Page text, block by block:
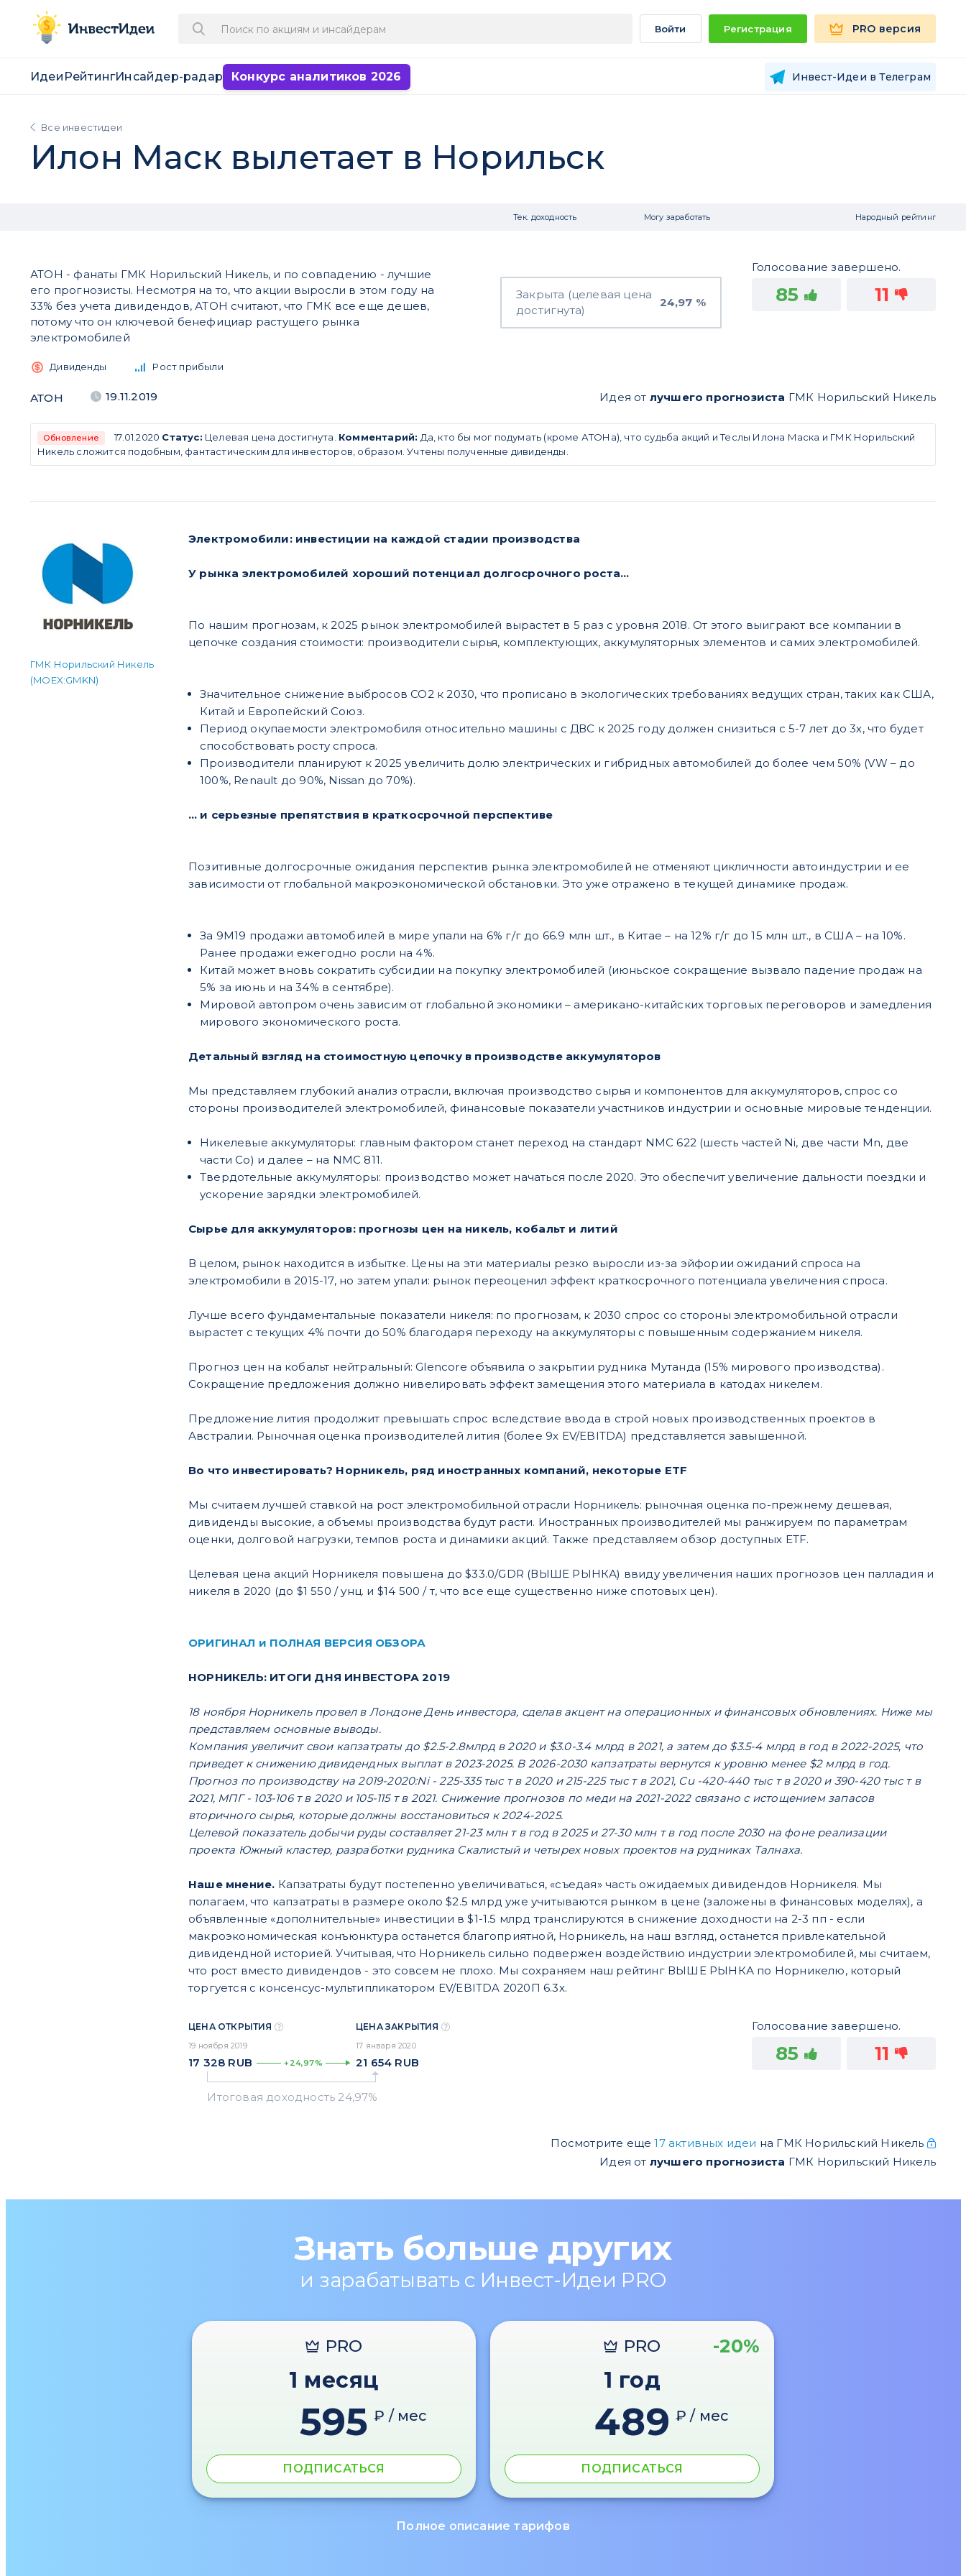
Войти Регистрация PRO версия
Идеи РейтингИнсайдер-радар Конкурс аналитиков 2026 Инвест-Идеи в Телеграм
Все инвестидеи
Илон Маск вылетает в Норильск
Тек. доходность Могу заработать Народный рейтинг
АТОН - фанаты ГМК Норильский Никель, и по совпадению - лучшие
его прогнозисты. Несмотря на то, что акции выросли в этом году на
33% без учета дивидендов, АТОН считают, что ГМК все еще дешев,
потому что он ключевой бенефициар растущего рынка
электромобилей
Закрыта (целевая цена
достигнута)
24,97 %
Голосование завершено.
85 11
Дивиденды Рост прибыли
АТОН 19.11.2019 Идея от лучшего прогнозиста ГМК Норильский Никель
Обновление 17.01.2020 Статус: Целевая цена достигнута. Комментарий: Да, кто бы мог подумать (кроме АТОНа), что судьба акций и Теслы Илона Маска и ГМК Норильский
Никель сложится подобным, фантастическим для инвесторов, образом. Учтены полученные дивиденды.
ГМК Норильский Никель
(MOEX:GMKN)
Электромобили: инвестиции на каждой стадии производства
У рынка электромобилей хороший потенциал долгосрочного роста…
По нашим прогнозам, к 2025 рынок электромобилей вырастет в 5 раз с уровня 2018. От этого выиграют все компании в
цепочке создания стоимости: производители сырья, комплектующих, аккумуляторных элементов и самих электромобилей.
Значительное снижение выбросов CO2 к 2030, что прописано в экологических требованиях ведущих стран, таких как США,
Китай и Европейский Союз.
Период окупаемости электромобиля относительно машины с ДВС к 2025 году должен снизиться с 5-7 лет до 3х, что будет
способствовать росту спроса.
Производители планируют к 2025 увеличить долю электрических и гибридных автомобилей до более чем 50% (VW – до
100%, Renault до 90%, Nissan до 70%).
… и серьезные препятствия в краткосрочной перспективе
Позитивные долгосрочные ожидания перспектив рынка электромобилей не отменяют цикличности автоиндустрии и ее
зависимости от глобальной макроэкономической обстановки. Это уже отражено в текущей динамике продаж.
За 9М19 продажи автомобилей в мире упали на 6% г/г до 66.9 млн шт., в Китае – на 12% г/г до 15 млн шт., в США – на 10%.
Ранее продажи ежегодно росли на 4%.
Китай может вновь сократить субсидии на покупку электромобилей (июньское сокращение вызвало падение продаж на
5% за июнь и на 34% в сентябре).
Мировой автопром очень зависим от глобальной экономики – американо-китайских торговых переговоров и замедления
мирового экономического роста.
Детальный взгляд на стоимостную цепочку в производстве аккумуляторов
Мы представляем глубокий анализ отрасли, включая производство сырья и компонентов для аккумуляторов, спрос со
стороны производителей электромобилей, финансовые показатели участников индустрии и основные мировые тенденции.
Никелевые аккумуляторы: главным фактором станет переход на стандарт NMC 622 (шесть частей Ni, две части Mn, две
части Co) и далее – на NMС 811.
Твердотельные аккумуляторы: производство может начаться после 2020. Это обеспечит увеличение дальности поездки и
ускорение зарядки электромобилей.
Сырье для аккумуляторов: прогнозы цен на никель, кобальт и литий
В целом, рынок находится в избытке. Цены на эти материалы резко выросли из-за эйфории ожиданий спроса на
электромобили в 2015-17, но затем упали: рынок переоценил эффект краткосрочного потенциала увеличения спроса.
Лучше всего фундаментальные показатели никеля: по прогнозам, к 2030 спрос со стороны электромобильной отрасли
вырастет с текущих 4% почти до 50% благодаря переходу на аккумуляторы с повышенным содержанием никеля.
Прогноз цен на кобальт нейтральный: Glencore объявила о закрытии рудника Мутанда (15% мирового производства).
Сокращение предложения должно нивелировать эффект замещения этого материала в катодах никелем.
Предложение лития продолжит превышать спрос вследствие ввода в строй новых производственных проектов в
Австралии. Рыночная оценка производителей лития (более 9x EV/EBITDA) представляется завышенной.
Во что инвестировать? Норникель, ряд иностранных компаний, некоторые ETF
Мы считаем лучшей ставкой на рост электромобильной отрасли Норникель: рыночная оценка по-прежнему дешевая,
дивиденды высокие, а объемы производства будут расти. Иностранных производителей мы ранжируем по параметрам
оценки, долговой нагрузки, темпов роста и динамики акций. Также представляем обзор доступных ETF.
Целевая цена акций Норникеля повышена до $33.0/GDR (ВЫШЕ РЫНКА) ввиду увеличения наших прогнозов цен палладия и
никеля в 2020 (до $1 550 / унц. и $14 500 / т, что все еще существенно ниже спотовых цен).
ОРИГИНАЛ и ПОЛНАЯ ВЕРСИЯ ОБЗОРА
НОРНИКЕЛЬ: ИТОГИ ДНЯ ИНВЕСТОРА 2019
18 ноября Норникель провел в Лондоне День инвестора, сделав акцент на операционных и финансовых обновлениях. Ниже мы
представляем основные выводы.
Компания увеличит свои капзатраты до $2.5-2.8млрд в 2020 и $3.0-3.4 млрд в 2021, а затем до $3.5-4 млрд в год в 2022-2025, что
приведет к снижению дивидендных выплат в 2023-2025. В 2026-2030 капзатраты вернутся к уровню менее $2 млрд в год.
Прогноз по производству на 2019-2020:Ni - 225-335 тыс т в 2020 и 215-225 тыс т в 2021, Cu -420-440 тыс т в 2020 и 390-420 тыс т в
2021, МПГ - 103-106 т в 2020 и 105-115 т в 2021. Снижение прогнозов по меди на 2021-2022 связано с истощением запасов
вторичного сырья, которые должны восстановиться к 2024-2025.
Целевой показатель добычи руды составляет 21-23 млн т в год в 2025 и 27-30 млн т в год после 2030 на фоне реализации
проекта Южный кластер, разработки рудника Скалистый и четырех новых проектов на рудниках Талнаха.
Наше мнение. Капзатраты будут постепенно увеличиваться, «съедая» часть ожидаемых дивидендов Норникеля. Мы
полагаем, что капзатраты в размере около $2.5 млрд уже учитываются рынком в цене (заложены в финансовых моделях), а
объявленные «дополнительные» инвестиции в $1-1.5 млрд транслируются в снижение доходности на 2-3 пп - если
макроэкономическая конъюнктура останется благоприятной, Норникель, на наш взгляд, останется привлекательной
дивидендной историей. Учитывая, что Норникель сильно подвержен воздействию индустрии электромобилей, мы считаем,
что рост вместо дивидендов - это совсем не плохо. Мы сохраняем наш рейтинг ВЫШЕ РЫНКА по Норникелю, который
торгуется с консенсус-мультипликатором EV/EBITDA 2020П 6.3x.
ЦЕНА ОТКРЫТИЯ
19 ноября 2019
17 328 RUB +24,97%
ЦЕНА ЗАКРЫТИЯ
17 января 2020
21 654 RUB
Голосование завершено.
85 11
Посмотрите еще17 активных идеи на ГМК Норильский Никель
Идея от лучшего прогнозиста ГМК Норильский Никель
Знать больше других
и зарабатывать с Инвест-Идеи PRO
PRO
1 месяц
595 ₽ / мес
ПОДПИСАТЬСЯ
PRO -20%
1 год
489 ₽ / мес
ПОДПИСАТЬСЯ
Полное описание тарифов